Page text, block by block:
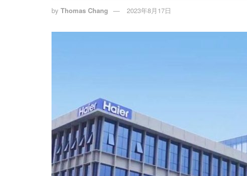
by Thomas Chang 2023年8月17日